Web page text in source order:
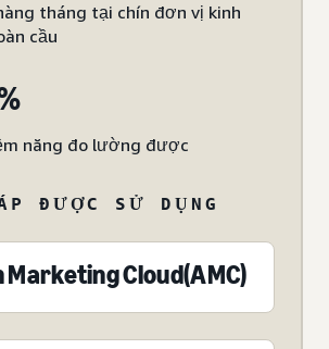
tháng tại chín đơn vị kinh
cầu
năng đo lường được
ĐƯỢC SỬ DỤNG
Cloud(AMC)